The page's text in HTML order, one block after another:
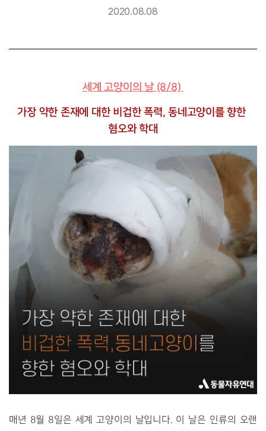
2020.08.08
세계 고양이의 날 (8/8)
가장 약한 존재에 대한 비겁한 폭력, 동네고양이를 향한
혐오와 학대
매년 8월 8일은 세계 고양이의 날입니다. 이 날은 인류의 오랜